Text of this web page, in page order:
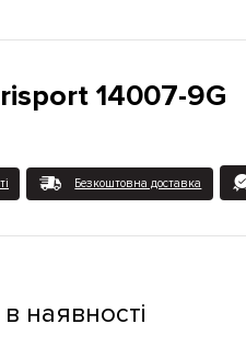
14007-9G
Безкоштовна доставка
наявності